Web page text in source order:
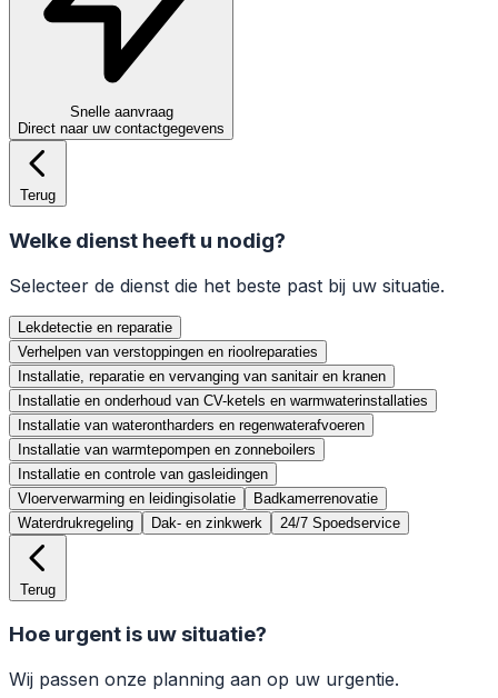
Snelle aanvraag
Direct naar uw contactgegevens
Terug
Welke dienst heeft u nodig?
Selecteer de dienst die het beste past bij uw situatie.
Lekdetectie en reparatie
Verhelpen van verstoppingen en rioolreparaties
Installatie, reparatie en vervanging van sanitair en kranen
Installatie en onderhoud van CV-ketels en warmwaterinstallaties
Installatie van waterontharders en regenwaterafvoeren
Installatie van warmtepompen en zonneboilers
Installatie en controle van gasleidingen
Vloerverwarming en leidingisolatie
Badkamerrenovatie
Waterdrukregeling
Dak- en zinkwerk 24/7 Spoedservice
Terug
Hoe urgent is uw situatie?
Wij passen onze planning aan op uw urgentie.